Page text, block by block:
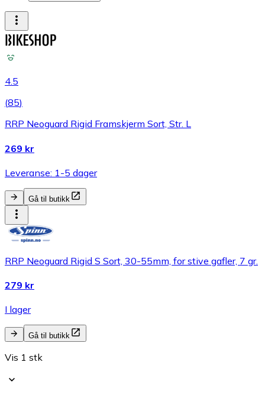
4.5
(85)
RRP Neoguard Rigid Framskjerm Sort, Str. L
269 kr
Leveranse: 1-5 dager
Gå til butikk
RRP Neoguard Rigid S Sort, 30-55mm, for stive gafler, 7 gr.
279 kr
I lager
Gå til butikk
Vis 1 stk